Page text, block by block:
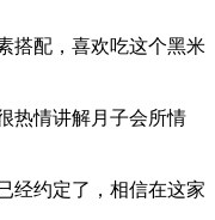
配，喜欢吃这个黑米
情讲解月子会所情
约定了，相信在这家